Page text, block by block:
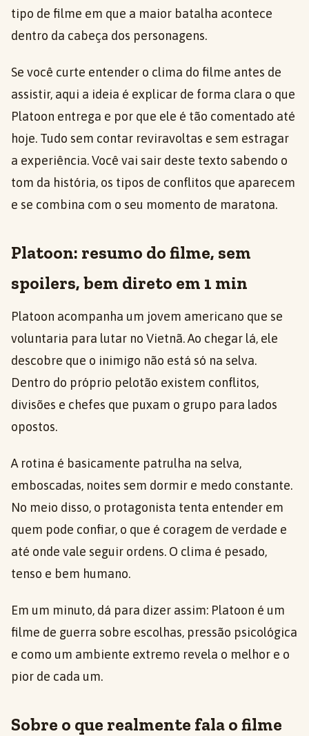
tipo de filme em que a maior batalha acontece
dentro da cabeça dos personagens.
Se você curte entender o clima do filme antes de
assistir, aqui a ideia é explicar de forma clara o que
Platoon entrega e por que ele é tão comentado até
hoje. Tudo sem contar reviravoltas e sem estragar
a experiência. Você vai sair deste texto sabendo o
tom da história, os tipos de conflitos que aparecem
e se combina com o seu momento de maratona.
Platoon: resumo do filme, sem
spoilers, bem direto em 1 min
Platoon acompanha um jovem americano que se
voluntaria para lutar no Vietnã. Ao chegar lá, ele
descobre que o inimigo não está só na selva.
Dentro do próprio pelotão existem conflitos,
divisões e chefes que puxam o grupo para lados
opostos.
A rotina é basicamente patrulha na selva,
emboscadas, noites sem dormir e medo constante.
No meio disso, o protagonista tenta entender em
quem pode confiar, o que é coragem de verdade e
até onde vale seguir ordens. O clima é pesado,
tenso e bem humano.
Em um minuto, dá para dizer assim: Platoon é um
filme de guerra sobre escolhas, pressão psicológica
e como um ambiente extremo revela o melhor e o
pior de cada um.
Sobre o que realmente fala o filme